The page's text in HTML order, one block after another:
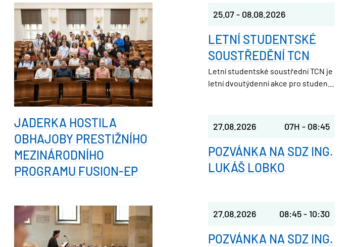
25.07- 08.08.2026
LETNÍ STUDENTSKÉ
SOUSTŘEDĚNÍ TCN
Letní studentské soustřední TCN je
letní dvoutýdenní akce pro studenty
která ještě nedávno seděla v
laviciích jako ty.
27.08.2026 07H - 08:45
POZVÁNKA NA SDZ ING.
LUKÁŠ LOBKO
27.08.2026 08:45- 10:30
POZVÁNKA NA SDZ ING.
JADERKA HOSTILA
OBHAJOBY PRESTIŽNÍHO
MEZINÁRODNÍHO
PROGRAMU FUSION-EP